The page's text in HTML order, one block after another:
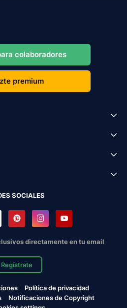
colaboradores
premium
SOCIALES
directamente en tu email
Regístrate
Política de privacidad
Notificaciones de Copyright